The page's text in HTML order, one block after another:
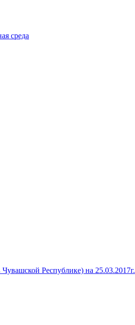
среда
Республике) на 25.03.2017г.